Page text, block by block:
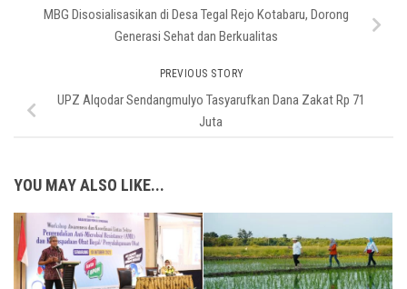
MBG Disosialisasikan di Desa Tegal Rejo Kotabaru, Dorong
Generasi Sehat dan Berkualitas
PREVIOUS STORY
UPZ Alqodar Sendangmulyo Tasyarufkan Dana Zakat Rp 71
Juta
YOU MAY ALSO LIKE...